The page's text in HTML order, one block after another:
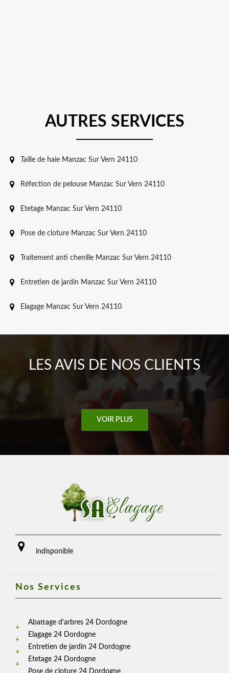
AUTRES SERVICES
Taille de haie Manzac Sur Vern 24110
Réfection de pelouse Manzac Sur Vern 24110
Etetage Manzac Sur Vern 24110
Pose de cloture Manzac Sur Vern 24110
Traitement anti chenille Manzac Sur Vern 24110
Entretien de jardin Manzac Sur Vern 24110
Elagage Manzac Sur Vern 24110
LES AVIS DE NOS CLIENTS
VOIR PLUS
indisponible
Nos Services
Abattage d'arbres 24 Dordogne
Elagage 24 Dordogne
Entretien de jardin 24 Dordogne
Etetage 24 Dordogne